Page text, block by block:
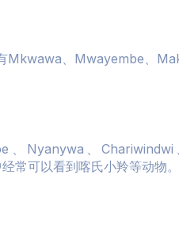
Mkwawa、Mwayembe、
Nyanywa、Chariwindwi
可以看到喀氏小羚等动物。